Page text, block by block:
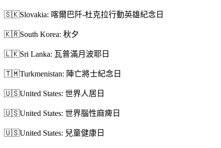
🇸🇰Slovakia: 喀爾巴阡-杜克拉行動英雄紀念日
🇰🇷South Korea: 秋夕
🇱🇰Sri Lanka: 瓦普滿月波耶日
🇹🇲Turkmenistan: 陣亡將士紀念日
🇺🇸United States: 世界人居日
🇺🇸United States: 世界腦性麻痺日
🇺🇸United States: 兒童健康日